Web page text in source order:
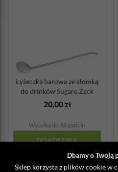
Dbamy o Twoją
Sklep korzysta z plików cookie w
Łyżeczka barowa ze słomką
do drinków Sugare Zack
20,00 zł
Wysyłka do 48 godzin
DO KOSZYKA